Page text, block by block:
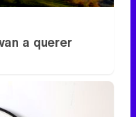
a querer